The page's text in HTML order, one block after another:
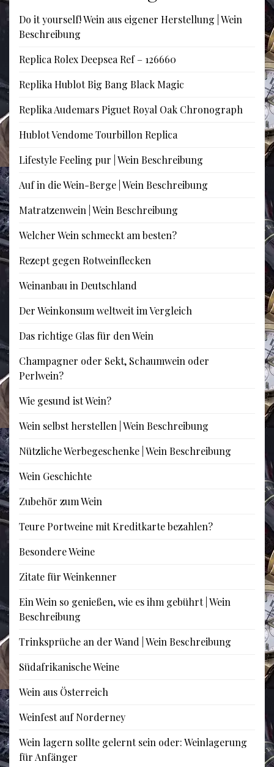
Do it yourself! Wein aus eigener Herstellung | Wein
Beschreibung
Replica Rolex Deepsea Ref – 126660
Replika Hublot Big Bang Black Magic
Replika Audemars Piguet Royal Oak Chronograph
Hublot Vendome Tourbillon Replica
Lifestyle Feeling pur | Wein Beschreibung
Auf in die Wein-Berge | Wein Beschreibung
Matratzenwein | Wein Beschreibung
Welcher Wein schmeckt am besten?
Rezept gegen Rotweinflecken
Weinanbau in Deutschland
Der Weinkonsum weltweit im Vergleich
Das richtige Glas für den Wein
Champagner oder Sekt, Schaumwein oder
Perlwein?
Wie gesund ist Wein?
Wein selbst herstellen | Wein Beschreibung
Nützliche Werbegeschenke | Wein Beschreibung
Wein Geschichte
Zubehör zum Wein
Teure Portweine mit Kreditkarte bezahlen?
Besondere Weine
Zitate für Weinkenner
Ein Wein so genießen, wie es ihm gebührt | Wein
Beschreibung
Trinksprüche an der Wand | Wein Beschreibung
Südafrikanische Weine
Wein aus Österreich
Weinfest auf Norderney
Wein lagern sollte gelernt sein oder: Weinlagerung
für Anfänger